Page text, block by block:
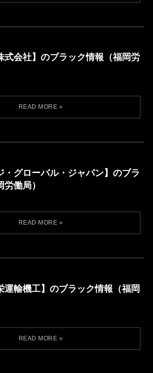
式会社】のブラック情報（福岡労
・グローバル・ジャパン】のブラ
働局）
運輸機工】のブラック情報（福岡